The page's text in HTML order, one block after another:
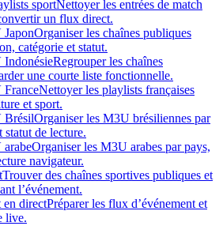
sportNettoyer les entrées de match
un flux direct.
Organiser les chaînes publiques
catégorie et statut.
IndonésieRegrouper les chaînes
une courte liste fonctionnelle.
FranceNettoyer les playlists françaises
et sport.
BrésilOrganiser les M3U brésiliennes par
statut de lecture.
Organiser les M3U arabes par pays,
navigateur.
Trouver des chaînes sportives publiques et
l’événement.
directPréparer les flux d’événement et
live.